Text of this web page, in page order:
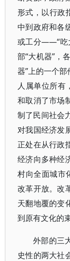
形式，以行政
中到政府和各
或工分——“吃
部“大机器”，
器”上的一个
人属单位所
和取消了市场
制了民间社会
对我国经济发
正处在从行政
经济向多种经
村向全面城市
改革开放。改
天翻地覆的变
到原有文化的
外部的三
史性的两大社